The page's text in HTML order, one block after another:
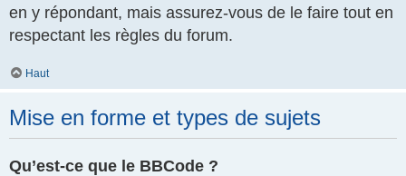
en y répondant, mais assurez-vous de le faire tout en
respectant les règles du forum.
Haut
Mise en forme et types de sujets
Qu’est-ce que le BBCode ?